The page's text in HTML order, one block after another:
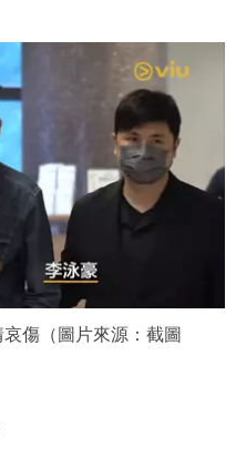
傷（圖片來源：截圖